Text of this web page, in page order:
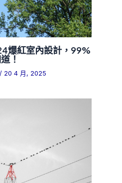
爆紅室內設計，99%
！
/ 20 4 月, 2025